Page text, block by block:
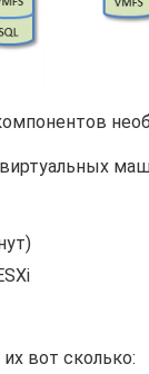
вот сколько: